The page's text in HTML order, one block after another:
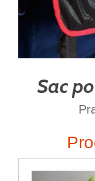
Sac